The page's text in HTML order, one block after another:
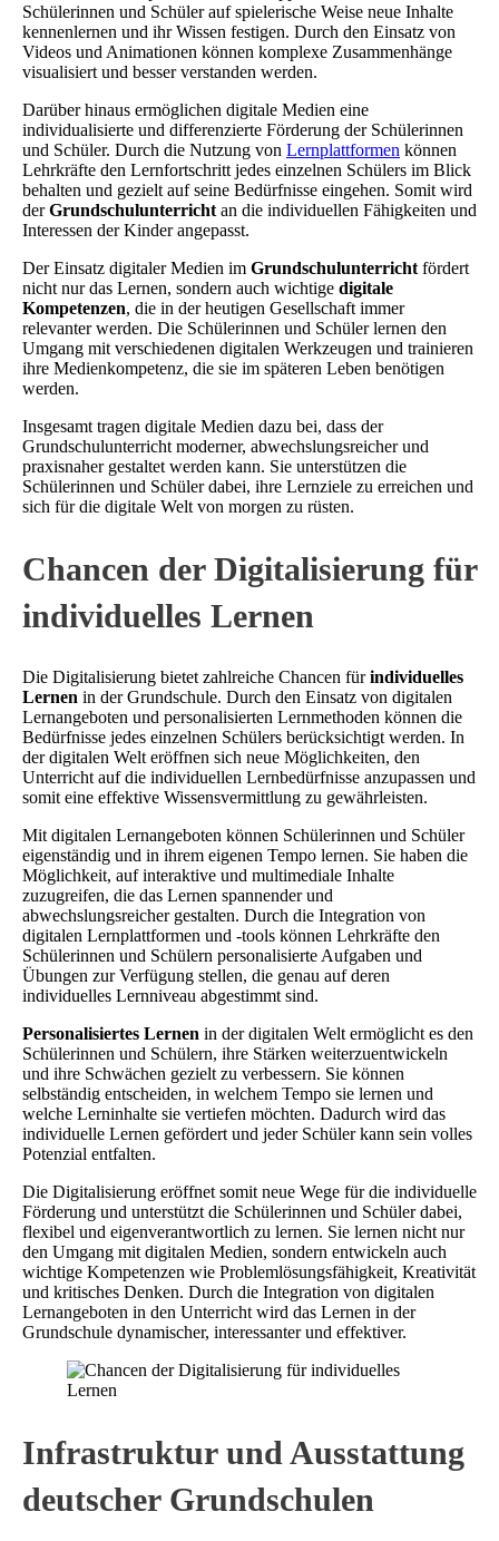
Schülerinnen und Schüler auf spielerische Weise neue Inhalte
kennenlernen und ihr Wissen festigen. Durch den Einsatz von
Videos und Animationen können komplexe Zusammenhänge
visualisiert und besser verstanden werden.
Darüber hinaus ermöglichen digitale Medien eine
individualisierte und differenzierte Förderung der Schülerinnen
und Schüler. Durch die Nutzung von Lernplattformen können
Lehrkräfte den Lernfortschritt jedes einzelnen Schülers im Blick
behalten und gezielt auf seine Bedürfnisse eingehen. Somit wird
derGrundschulunterricht an die individuellen Fähigkeiten und
Interessen der Kinder angepasst.
Der Einsatz digitaler Medien im Grundschulunterricht fördert
nicht nur das Lernen, sondern auch wichtige digitale
Kompetenzen, die in der heutigen Gesellschaft immer
relevanter werden. Die Schülerinnen und Schüler lernen den
Umgang mit verschiedenen digitalen Werkzeugen und trainieren
ihre Medienkompetenz, die sie im späteren Leben benötigen
werden.
Insgesamt tragen digitale Medien dazu bei, dass der
Grundschulunterricht moderner, abwechslungsreicher und
praxisnaher gestaltet werden kann. Sie unterstützen die
Schülerinnen und Schüler dabei, ihre Lernziele zu erreichen und
sich für die digitale Welt von morgen zu rüsten.
Chancen der Digitalisierung für
individuelles Lernen
Die Digitalisierung bietet zahlreiche Chancen fürindividuelles
Lernen in der Grundschule. Durch den Einsatz von digitalen
Lernangeboten und personalisierten Lernmethoden können die
Bedürfnisse jedes einzelnen Schülers berücksichtigt werden. In
der digitalen Welt eröffnen sich neue Möglichkeiten, den
Unterricht auf die individuellen Lernbedürfnisse anzupassen und
somit eine effektive Wissensvermittlung zu gewährleisten.
Mit digitalen Lernangeboten können Schülerinnen und Schüler
eigenständig und in ihrem eigenen Tempo lernen. Sie haben die
Möglichkeit, auf interaktive und multimediale Inhalte
zuzugreifen, die das Lernen spannender und
abwechslungsreicher gestalten. Durch die Integration von
digitalen Lernplattformen und -tools können Lehrkräfte den
Schülerinnen und Schülern personalisierte Aufgaben und
Übungen zur Verfügung stellen, die genau auf deren
individuelles Lernniveau abgestimmt sind.
Personalisiertes Lernen in der digitalen Welt ermöglicht es den
Schülerinnen und Schülern, ihre Stärken weiterzuentwickeln
und ihre Schwächen gezielt zu verbessern. Sie können
selbständig entscheiden, in welchem Tempo sie lernen und
welche Lerninhalte sie vertiefen möchten. Dadurch wird das
individuelle Lernen gefördert und jeder Schüler kann sein volles
Potenzial entfalten.
Die Digitalisierung eröffnet somit neue Wege für die individuelle
Förderung und unterstützt die Schülerinnen und Schüler dabei,
flexibel und eigenverantwortlich zu lernen. Sie lernen nicht nur
den Umgang mit digitalen Medien, sondern entwickeln auch
wichtige Kompetenzen wie Problemlösungsfähigkeit, Kreativität
und kritisches Denken. Durch die Integration von digitalen
Lernangeboten in den Unterricht wird das Lernen in der
Grundschule dynamischer, interessanter und effektiver.
Infrastruktur und Ausstattung
deutscher Grundschulen